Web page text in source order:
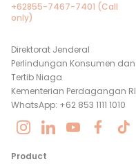
+62855-7467-7401 (Call
only)
Direktorat Jenderal
Perlindungan Konsumen dan
Tertib Niaga
Kementerian Perdagangan RI
WhatsApp: +62 853 1111 1010
Product